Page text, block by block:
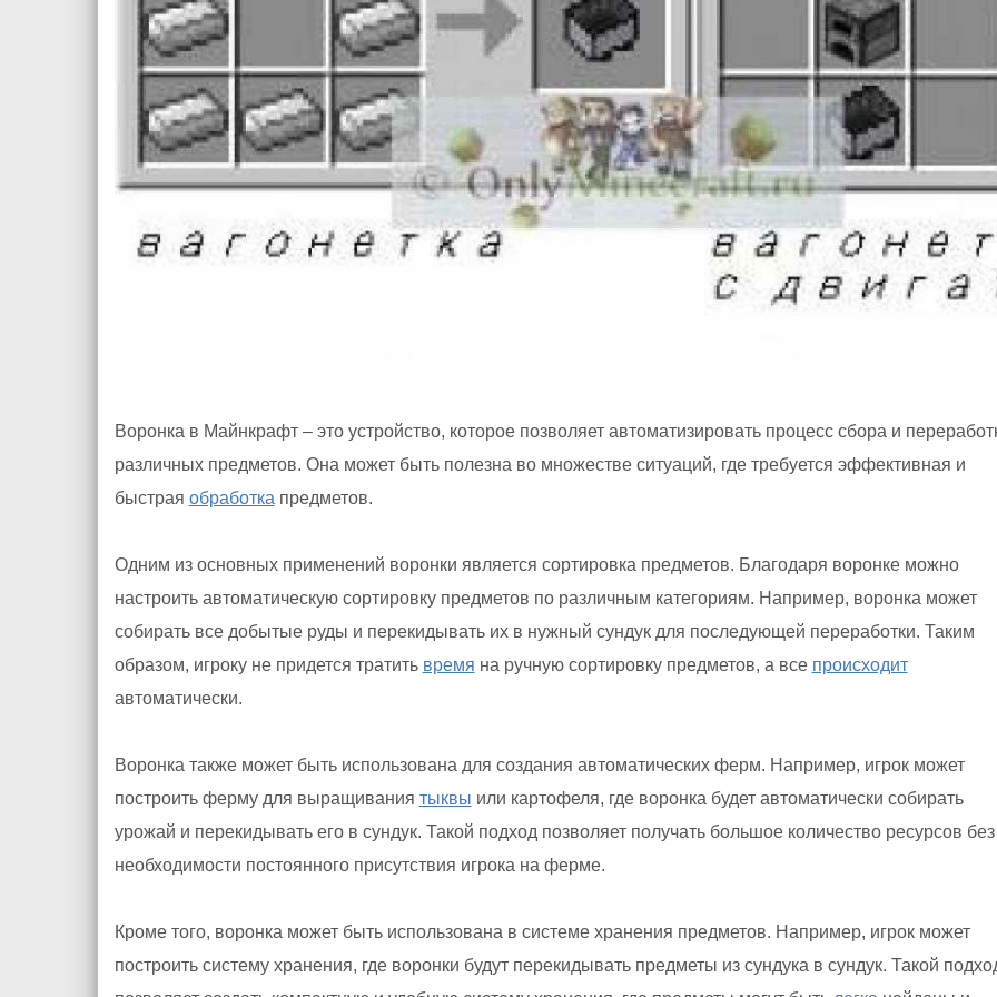
Воронка в Майнкрафт – это устройство, которое позволяет автоматизировать процесс сбора и
различных предметов. Она может быть полезна во множестве ситуаций, где требуется эффективная и
быстрая обработка предметов.
Одним из основных применений воронки является сортировка предметов. Благодаря воронке можно
настроить автоматическую сортировку предметов по различным категориям. Например, воронка может
собирать все добытые руды и перекидывать их в нужный сундук для последующей переработки. Таким
образом, игроку не придется тратить время на ручную сортировку предметов, а все происходит
автоматически.
Воронка также может быть использована для создания автоматических ферм. Например, игрок может
построить ферму для выращивания тыквы или картофеля, где воронка будет автоматически собирать
урожай и перекидывать его в сундук. Такой подход позволяет получать большое количество ресурсов без
необходимости постоянного присутствия игрока на ферме.
Кроме того, воронка может быть использована в системе хранения предметов. Например, игрок может
построить систему хранения, где воронки будут перекидывать предметы из сундука в сундук. Такой